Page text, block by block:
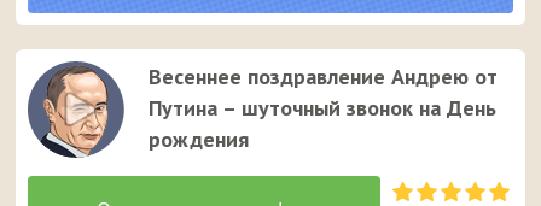
парню.
Весеннее поздравление Андрею от
Путина – шуточный звонок на День
рождения